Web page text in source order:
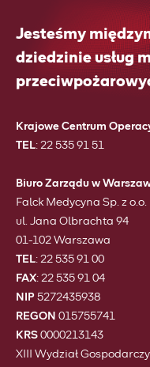
Jesteśmy
dziedzinie usług
Krajowe Centrum
TEL: 22 535 91 51
Biuro Zarządu w
Falck Medycyna Sp. z o.o.
ul. Jana Olbrachta 94
01-102 Warszawa
TEL: 22 535 91 00
FAX: 22 535 91 04
NIP 5272435938
REGON 015755741
KRS 0000213143
XIII Wydział Gospodarczy